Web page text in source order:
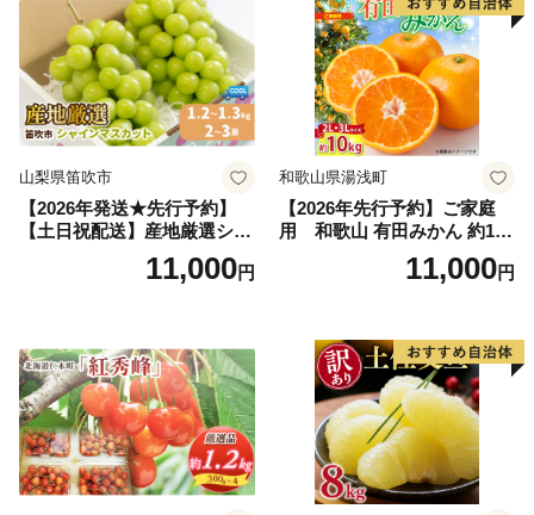
山梨県笛吹市
【2026年発送★先行予約】
【土日祝配送】産地厳選シャ
インマスカット1.2kg～1.3kg
（2房～3房）※沖縄・離島配
笛吹市 山梨県 フルーツ 果物
ぶどう 葡萄 大粒 シャインマ
スカット おすすめ シャイン
マスカット 贈答 ギフト 産地
笛吹市 シャインマスカット
笛吹 葡萄 国産 ぶどう 人気
国産 1.2kg 先行｜
11,000円
和歌山県湯浅町
【2026年先行予約】ご家庭
用 和歌山 有田みかん 約10k
g (2L、3Lサイズ)【湯浅町】
11,000円